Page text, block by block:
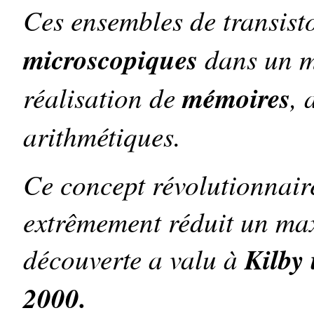
Ces ensembles de
microscopiques dans un
réalisation de mémoires,
arithmétiques.
Ce concept
extrêmement réduit un
découverte a valu à Kilby
2000.